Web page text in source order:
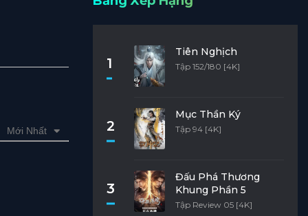
Mới Nhất
1
Tiên Nghịch
Tập 152/180 [4K]
2
Mục Thần Ký
Tập 94 [4K]
3
Đấu Phá Thương
Khung Phần 5
Tập Review 05 [4K]